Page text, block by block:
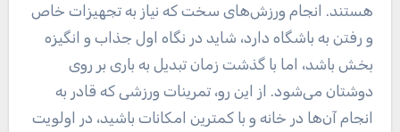
هستند. انجام ورزش‌های سخت که نیاز به تجهیزات خاص
و رفتن به باشگاه دارد، شاید در نگاه اول جذاب و انگیزه
بخش باشد، اما با گذشت زمان تبدیل به باری بر روی
دوشتان می‌شود. از این رو، تمرینات ورزشی که قادر به
انجام آن‌ها در خانه و با کمترین امکانات باشید، در اولویت